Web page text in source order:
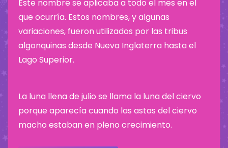
Este nombre se aplicaba a todo el mes en el
que ocurría. Estos nombres, y algunas
variaciones, fueron utilizados por las tribus
algonquinas desde Nueva Inglaterra hasta el
Lago Superior.
La luna llena de julio se llama la luna del ciervo
porque aparecía cuando las astas del ciervo
macho estaban en pleno crecimiento.